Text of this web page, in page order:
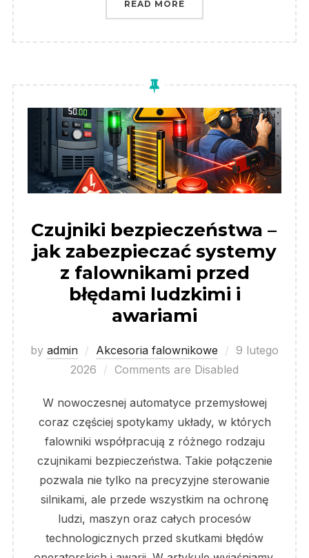
READ MORE „JAK
Czujniki bezpieczeństwa –
jak zabezpieczać systemy
z falownikami przed
błędami ludzkimi i
awariami
by admin Akcesoria falownikowe
Posted
on
9 lutego
2026
Comments are Disabled
W nowoczesnej automatyce przemysłowej
coraz częściej spotykamy układy, w których
falowniki współpracują z różnego rodzaju
czujnikami bezpieczeństwa. Takie połączenie
pozwala nie tylko na precyzyjne sterowanie
silnikami, ale przede wszystkim na ochronę
ludzi, maszyn oraz całych procesów
technologicznych przed skutkami błędów